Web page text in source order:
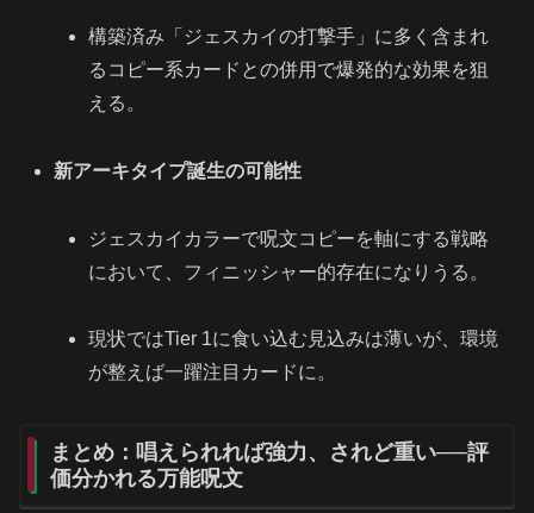
構築済み「ジェスカイの打撃手」に多く含まれ
るコピー系カードとの併用で爆発的な効果を狙
える。
新アーキタイプ誕生の可能性
ジェスカイカラーで呪文コピーを軸にする戦略
において、フィニッシャー的存在になりうる。
現状ではTier 1に食い込む見込みは薄いが、環境
が整えば一躍注目カードに。
まとめ：唱えられれば強力、されど重い──評
価分かれる万能呪文